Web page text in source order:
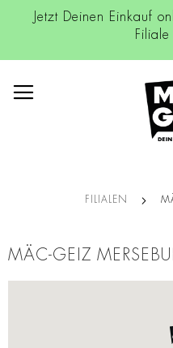
Jetzt Deinen Einkauf
FILIALEN
MÄC-GEIZ